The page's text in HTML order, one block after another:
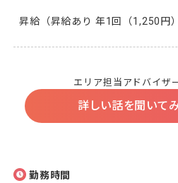
昇給（昇給あり 年1回（1,250円）
エリア担当アドバイザ
詳しい話を聞いて
勤務時間